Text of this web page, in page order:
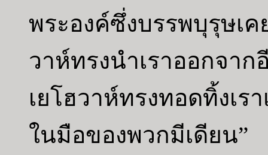
พระองค์ซึ่งบรรพบุรุษเ
วาห์ทรงนำเราออกจา
เยโฮวาห์ทรงทอดทิ้งเ
ในมือของพวกมีเดียน”